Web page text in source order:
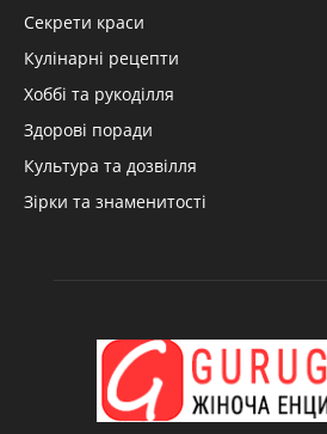
Секрети краси
Кулінарні рецепти
Хоббі та рукоділля
Здорові поради
Культура та дозвілля
Зірки та знаменитості